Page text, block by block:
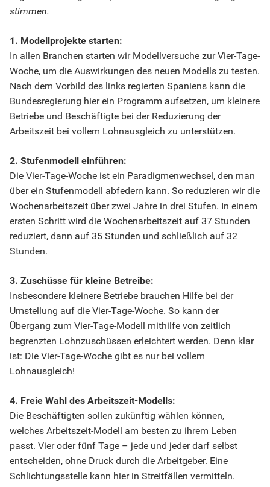
stimmen.
1. Modellprojekte starten:
In allen Branchen starten wir Modellversuche zur Vier-Tage-
Woche, um die Auswirkungen des neuen Modells zu testen.
Nach dem Vorbild des links regierten Spaniens kann die
Bundesregierung hier ein Programm aufsetzen, um kleinere
Betriebe und Beschäftigte bei der Reduzierung der
Arbeitszeit bei vollem Lohnausgleich zu unterstützen.
2. Stufenmodell einführen:
Die Vier-Tage-Woche ist ein Paradigmenwechsel, den man
über ein Stufenmodell abfedern kann. So reduzieren wir die
Wochenarbeitszeit über zwei Jahre in drei Stufen. In einem
ersten Schritt wird die Wochenarbeitszeit auf 37 Stunden
reduziert, dann auf 35 Stunden und schließlich auf 32
Stunden.
3. Zuschüsse für kleine Betreibe:
Insbesondere kleinere Betriebe brauchen Hilfe bei der
Umstellung auf die Vier-Tage-Woche. So kann der
Übergang zum Vier-Tage-Modell mithilfe von zeitlich
begrenzten Lohnzuschüssen erleichtert werden. Denn klar
ist: Die Vier-Tage-Woche gibt es nur bei vollem
Lohnausgleich!
4. Freie Wahl des Arbeitszeit-Modells:
Die Beschäftigten sollen zukünftig wählen können,
welches Arbeitszeit-Modell am besten zu ihrem Leben
passt. Vier oder fünf Tage – jede und jeder darf selbst
entscheiden, ohne Druck durch die Arbeitgeber. Eine
Schlichtungsstelle kann hier in Streitfällen vermitteln.